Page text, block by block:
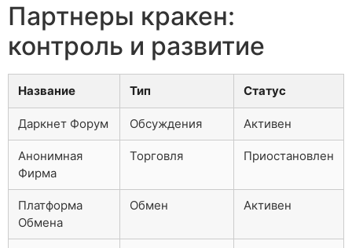
Партнеры кракен:
контроль и развитие
Название Тип Статус
Даркнет Форум Обсуждения Активен
Анонимная
Фирма
Торговля Приостановлен
Платформа
Обмена
Обмен Активен